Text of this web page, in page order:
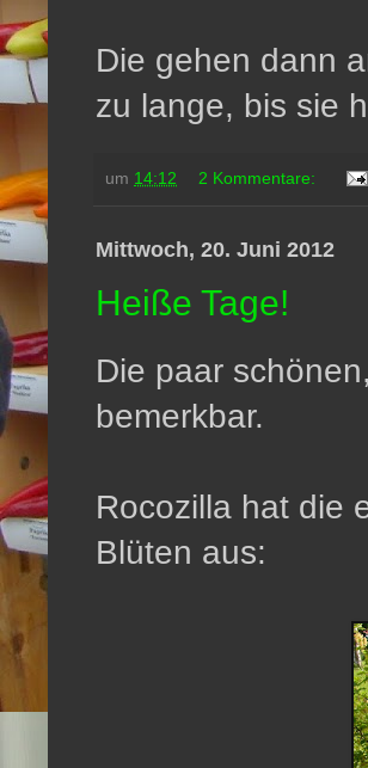
Die gehen dann
zu lange, bis sie
um 14:12 2 Kommentare:
Mittwoch, 20. Juni 2012
Heiße Tage!
Die paar
bemerkbar.
Rocozilla hat die
Blüten aus: